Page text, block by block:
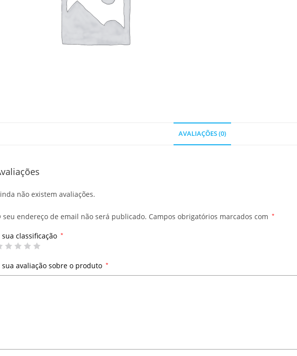
AVALIAÇÕES (0)
não existem avaliações.
seu endereço de email não será publicado. Campos obrigatórios marcados com *
sua classificação *
sua avaliação sobre o produto *